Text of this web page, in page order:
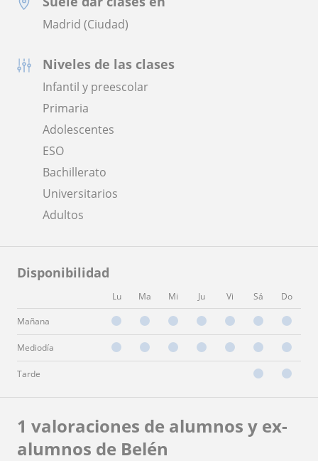
Madrid (Ciudad)
Niveles de las clases
Infantil y preescolar
Primaria
Adolescentes
ESO
Bachillerato
Universitarios
Adultos
Disponibilidad
Lu Ma Mi Ju Vi Sá Do
Mañana
Mediodía
Tarde
1 valoraciones de alumnos y ex-
alumnos de Belén